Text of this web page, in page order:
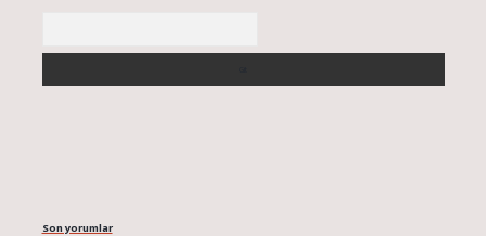
Son yorumlar